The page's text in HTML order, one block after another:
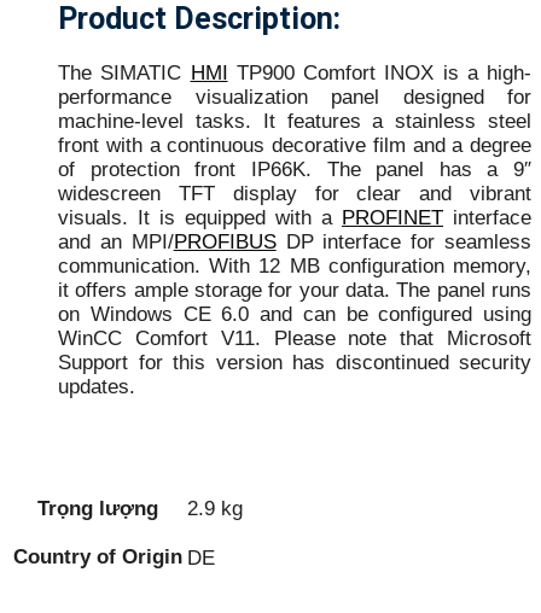
Product Description:
The SIMATIC HMI TP900 Comfort INOX is a high-
performance visualization panel designed for
machine-level tasks. It features a stainless steel
front with a continuous decorative film and a degree
of protection front IP66K. The panel has a 9″
widescreen TFT display for clear and vibrant
visuals. It is equipped with a PROFINET interface
and an MPI/PROFIBUSDP interface for seamless
communication. With 12 MB configuration memory,
it offers ample storage for your data. The panel runs
on Windows CE 6.0 and can be configured using
WinCC Comfort V11. Please note that Microsoft
Support for this version has discontinued security
updates.
Trọng lượng 2.9 kg
Country of Origin DE